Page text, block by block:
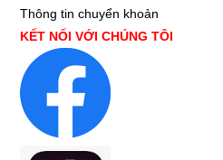
Thông tin chuyển khoản
KẾT NỐI VỚI CHÚNG TÔI